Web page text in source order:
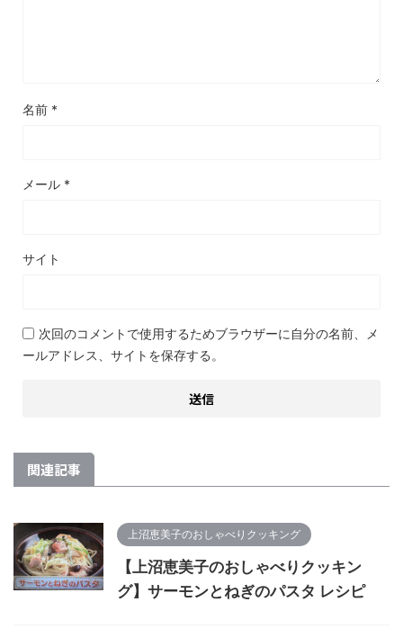
名前 *
メール *
サイト
次回のコメントで使用するためブラウザーに自分の名前、メ
ールアドレス、サイトを保存する。
関連記事
上沼恵美子のおしゃべりクッキング
【上沼恵美子のおしゃべりクッキン
グ】サーモンとねぎのパスタ レシピ